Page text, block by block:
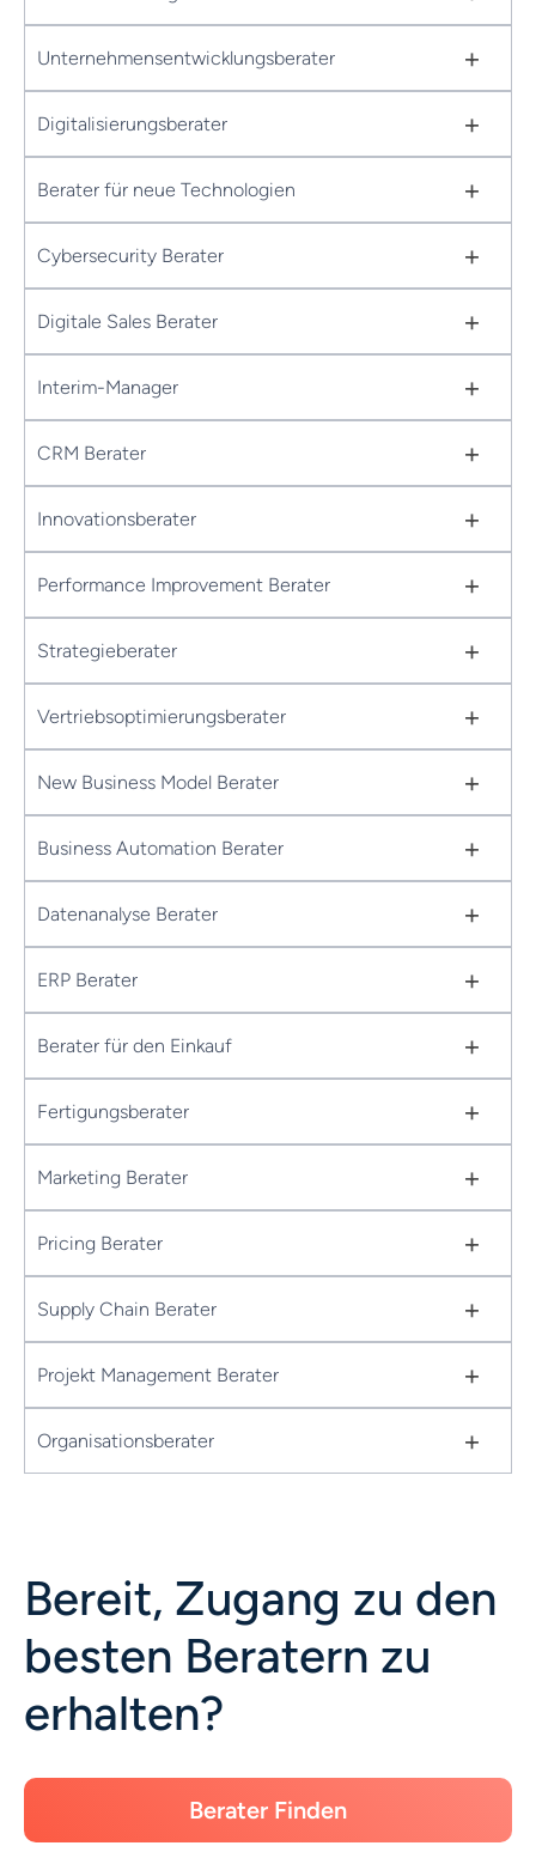
Unternehmensentwicklungsberater +
Digitalisierungsberater +
Berater für neue Technologien +
Cybersecurity Berater +
Digitale Sales Berater +
Interim-Manager +
CRM Berater +
Innovationsberater +
Performance Improvement Berater +
Strategieberater +
Vertriebsoptimierungsberater +
New Business Model Berater +
Business Automation Berater +
Datenanalyse Berater +
ERP Berater +
Berater für den Einkauf +
Fertigungsberater +
Marketing Berater +
Pricing Berater +
Supply Chain Berater +
Projekt Management Berater +
Organisationsberater +
Bereit, Zugang zu den
besten Beratern zu
erhalten?
Berater Finden